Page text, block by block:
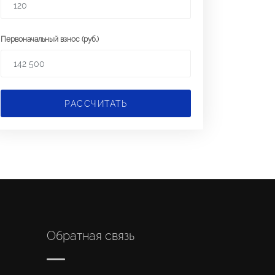
Первоначальный взнос (руб.)
РАССЧИТАТЬ
Обратная связь